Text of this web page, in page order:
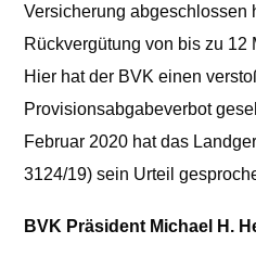
Versicherung abgeschlossen
Rückvergütung von bis zu 12
Hier hat der BVK einen
Provisionsabgabeverbot
Februar 2020 hat das
3124/19) sein Urteil
BVK Präsident Michael H.